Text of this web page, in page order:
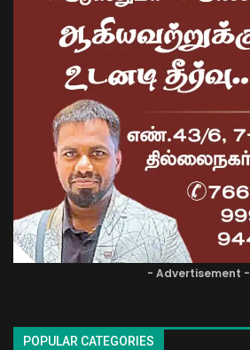
- Advertisement -
POPULAR CATEGORIES